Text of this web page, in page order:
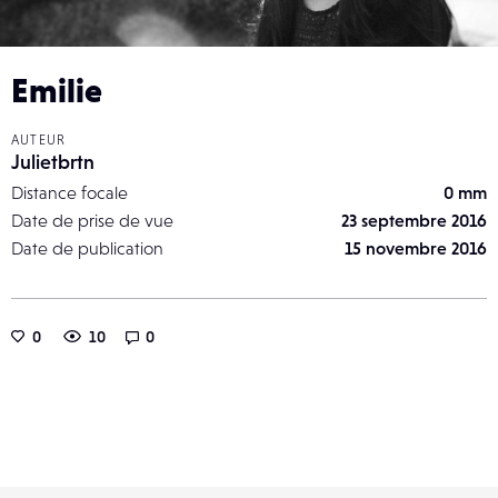
Emilie
AUTEUR
Julietbrtn
Distance focale
0 mm
Date de prise de vue
23 septembre 2016
Date de publication
15 novembre 2016
0 10 0